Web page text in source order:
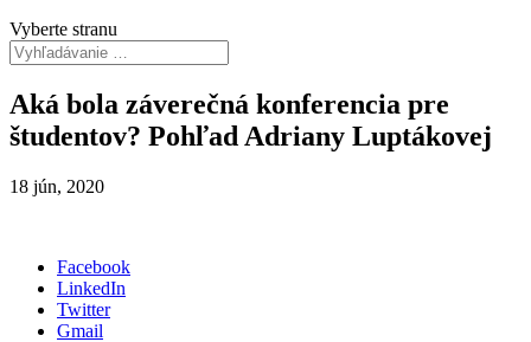
Vyberte stranu
Aká bola záverečná konferencia pre
študentov? Pohľad Adriany Luptákovej
18 jún, 2020
Facebook
LinkedIn
Twitter
Gmail